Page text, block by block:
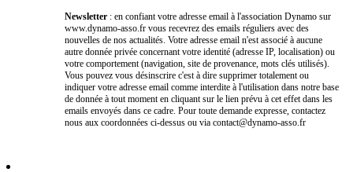
Newsletter : en confiant votre adresse email à l'association Dynamo sur
www.dynamo-asso.fr vous recevrez des emails réguliers avec des
nouvelles de nos actualités. Votre adresse email n'est associé à aucune
autre donnée privée concernant votre identité (adresse IP, localisation) ou
votre comportement (navigation, site de provenance, mots clés utilisés).
Vous pouvez vous désinscrire c'est à dire supprimer totalement ou
indiquer votre adresse email comme interdite à l'utilisation dans notre base
de donnée à tout moment en cliquant sur le lien prévu à cet effet dans les
emails envoyés dans ce cadre. Pour toute demande expresse, contactez
nous aux coordonnées ci-dessus ou via contact@dynamo-asso.fr